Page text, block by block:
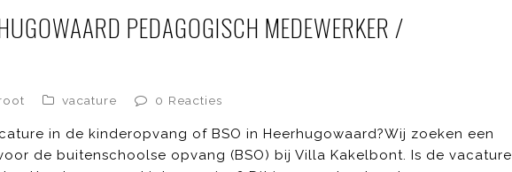
PEDAGOGISCH MEDEWERKER /
vacature 0 Reacties
in de kinderopvang of BSO in Heerhugowaard?Wij zoeken een
de buitenschoolse opvang (BSO) bij Villa Kakelbont. Is de vacature